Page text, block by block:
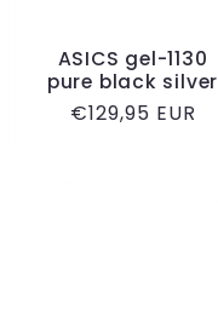
ASICS gel-1130
pure black silver
Normale
€129,95 EUR